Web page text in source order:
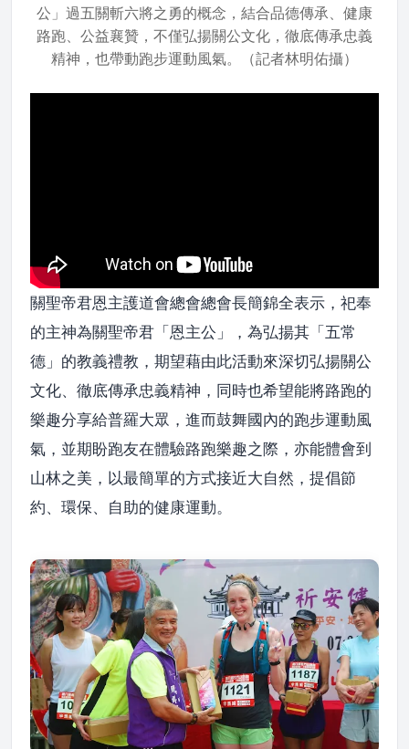
公」過五關斬六將之勇的概念，結合品德傳承、健康
路跑、公益襄贊，不僅弘揚關公文化，徹底傳承忠義
精神，也帶動跑步運動風氣。（記者林明佑攝）
關聖帝君恩主護道會總會總會長簡錦全表示，祀奉
的主神為關聖帝君「恩主公」，為弘揚其「五常
德」的教義禮教，期望藉由此活動來深切弘揚關公
文化、徹底傳承忠義精神，同時也希望能將路跑的
樂趣分享給普羅大眾，進而鼓舞國內的跑步運動風
氣，並期盼跑友在體驗路跑樂趣之際，亦能體會到
山林之美，以最簡單的方式接近大自然，提倡節
約、環保、自助的健康運動。